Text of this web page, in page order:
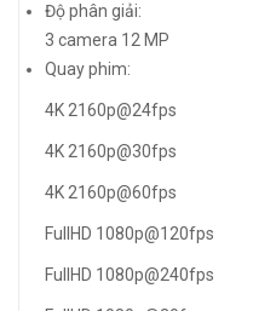
Độ phân giải:
3 camera 12 MP
Quay phim:
4K 2160p@24fps
4K 2160p@30fps
4K 2160p@60fps
FullHD 1080p@120fps
FullHD 1080p@240fps